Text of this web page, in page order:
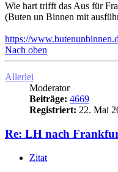
Wie hart trifft das Aus für
(Buten un Binnen mit
https://
Nach oben
Allerlei
Moderator
Beiträge: 4669
Registriert: 22. Mai
Re: LH nach
Zitat